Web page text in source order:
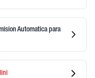
Automatica para